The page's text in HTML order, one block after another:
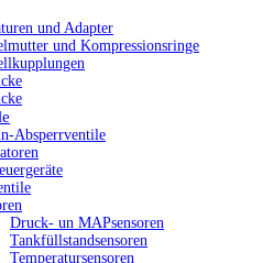
und Adapter
und Kompressionsringe
Absperrventile
Druck- un MAPsensoren
Tankfüllstandsensoren
Temperatursensoren